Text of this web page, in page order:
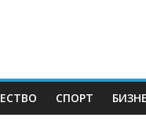
СПОРТ